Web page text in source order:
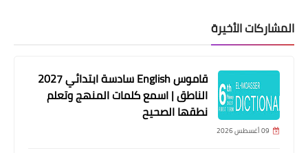
المشاركات الأخيرة
قاموس English سادسة ابتدائي 2027
الناطق | اسمع كلمات المنهج وتعلم
نطقها الصحيح
09 أغسطس 2026